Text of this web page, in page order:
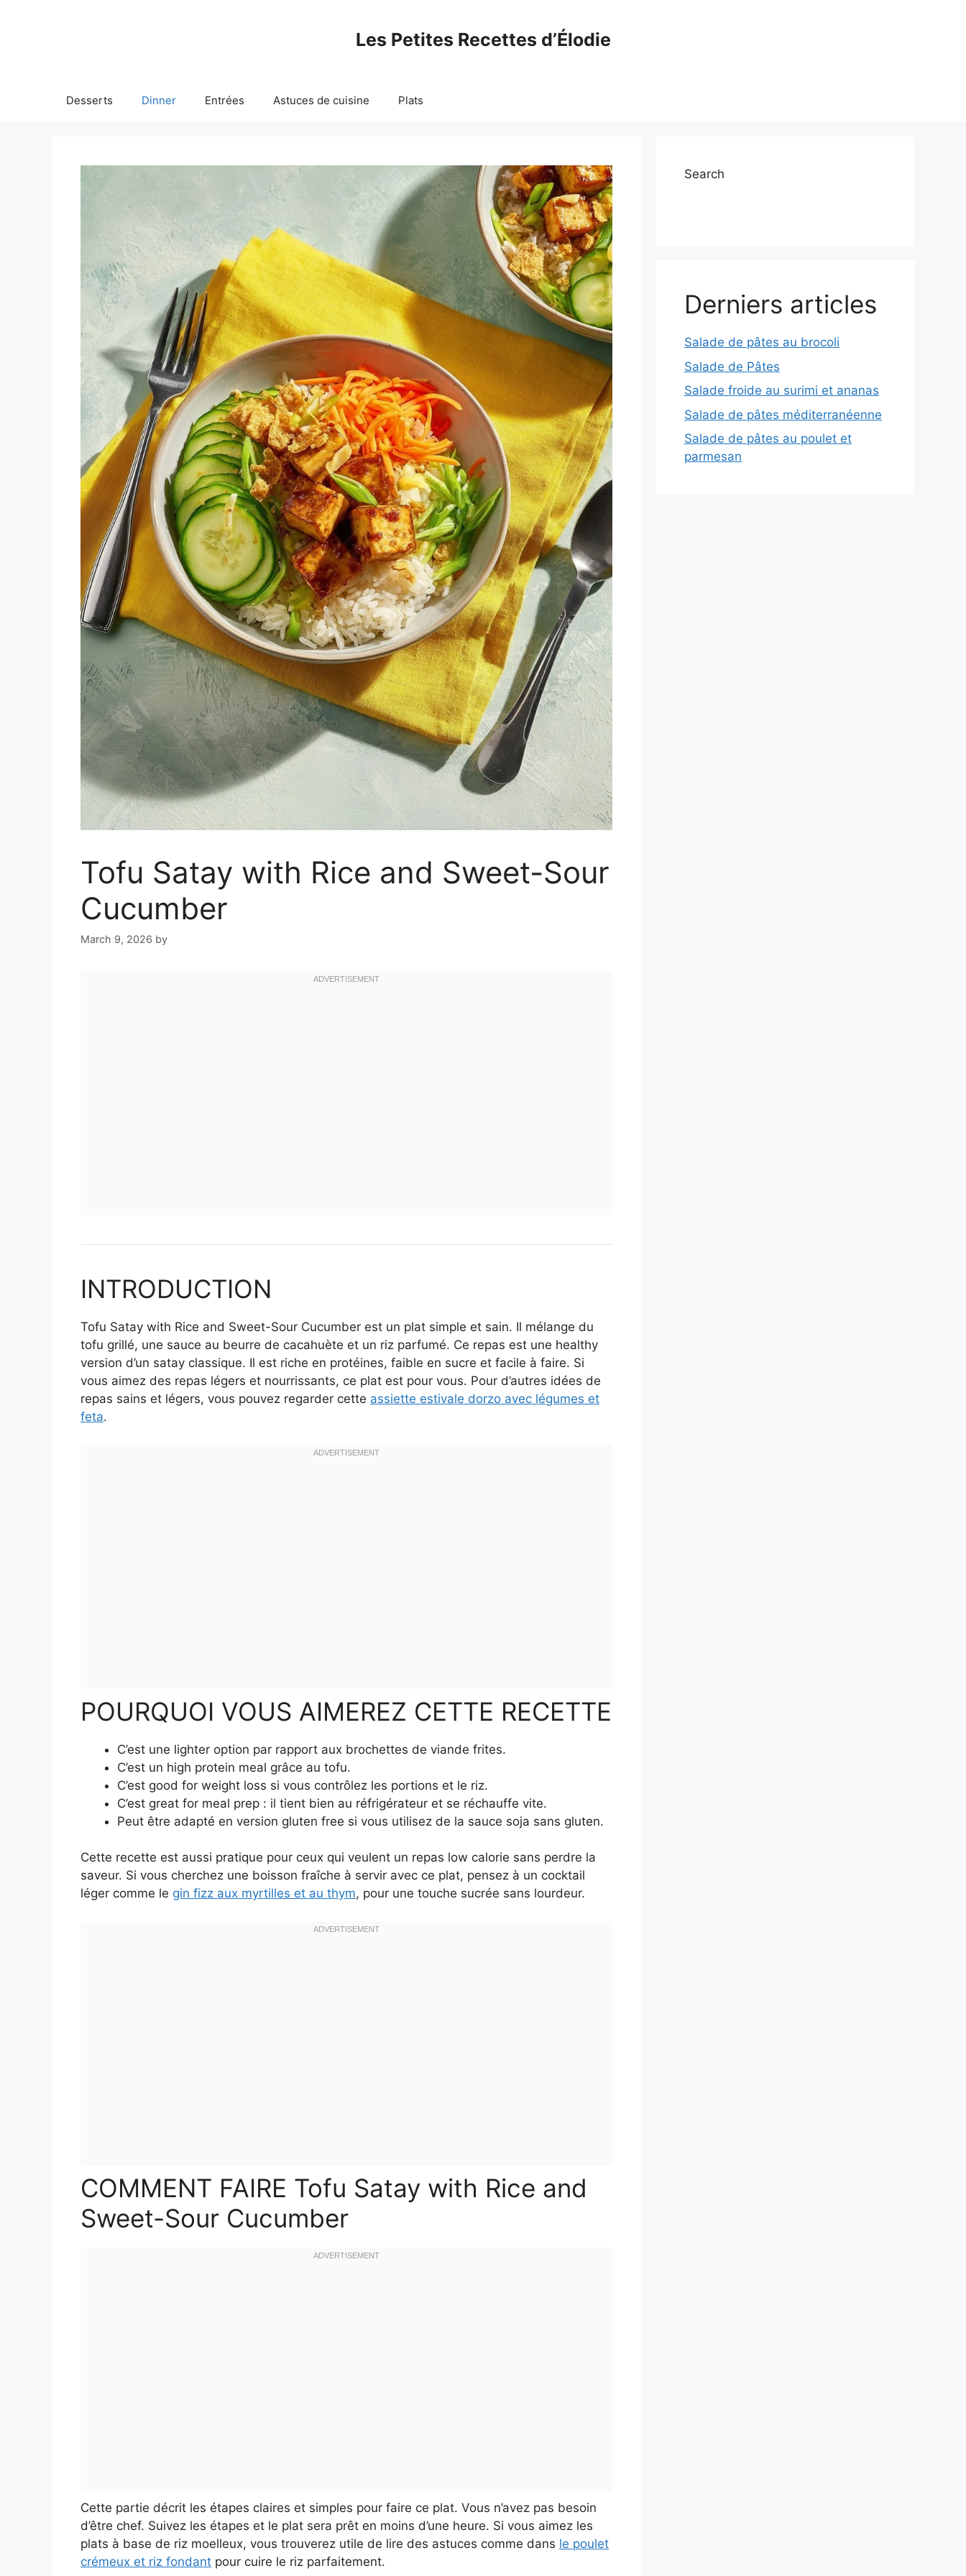
Les Petites Recettes d’Élodie
Desserts Dinner Entrées Astuces de cuisine Plats
Tofu Satay with Rice and Sweet-Sour
Cucumber
March 9, 2026 by
INTRODUCTION
Tofu Satay with Rice and Sweet-Sour Cucumber est un plat simple et sain. Il mélange du
tofu grillé, une sauce au beurre de cacahuète et un riz parfumé. Ce repas est une healthy
version d’un satay classique. Il est riche en protéines, faible en sucre et facile à faire. Si
vous aimez des repas légers et nourrissants, ce plat est pour vous. Pour d’autres idées de
repas sains et légers, vous pouvez regarder cette assiette estivale dorzo avec légumes et
feta.
POURQUOI VOUS AIMEREZ CETTE RECETTE
C’est une lighter option par rapport aux brochettes de viande frites.
C’est un high protein meal grâce au tofu.
C’est good for weight loss si vous contrôlez les portions et le riz.
C’est great for meal prep : il tient bien au réfrigérateur et se réchauffe vite.
Peut être adapté en version gluten free si vous utilisez de la sauce soja sans gluten.
Cette recette est aussi pratique pour ceux qui veulent un repas low calorie sans perdre la
saveur. Si vous cherchez une boisson fraîche à servir avec ce plat, pensez à un cocktail
léger comme le gin fizz aux myrtilles et au thym, pour une touche sucrée sans lourdeur.
COMMENT FAIRE Tofu Satay with Rice and
Sweet-Sour Cucumber
Cette partie décrit les étapes claires et simples pour faire ce plat. Vous n’avez pas besoin
d’être chef. Suivez les étapes et le plat sera prêt en moins d’une heure. Si vous aimez les
plats à base de riz moelleux, vous trouverez utile de lire des astuces comme dans le poulet
crémeux et riz fondant pour cuire le riz parfaitement.
Search
Derniers articles
Salade de pâtes au brocoli
Salade de Pâtes
Salade froide au surimi et ananas
Salade de pâtes méditerranéenne
Salade de pâtes au poulet et
parmesan